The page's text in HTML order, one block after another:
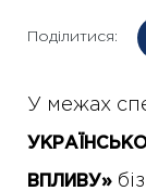
Поділитися:
У межах
ВПЛИВУ»